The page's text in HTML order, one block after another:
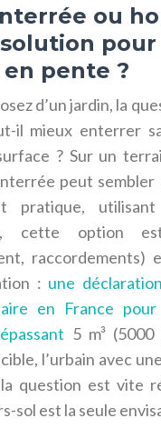
ou
pour
pente ?
d’un jardin, la
il mieux enterrer
? Sur un
peut sembler
pratique,
cette option
raccordements)
: une
en France
5 m³
l’urbain avec
question est vite
sol est la seule